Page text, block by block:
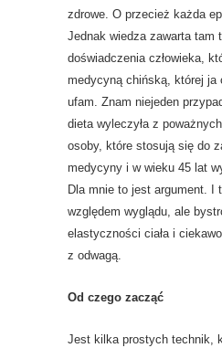
zdrowe. O przecież każda
Jednak wiedza zawarta tam
doświadczenia człowieka,
medycyną chińską, której ja
ufam. Znam niejeden
dieta wyleczyła z
osoby, które stosują się do
medycyny i w wieku 45 lat
Dla mnie to jest argument. I
względem wyglądu, ale
elastyczności ciała i
z odwagą.
Od czego zacząć
Jest kilka prostych technik,